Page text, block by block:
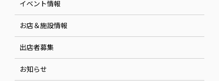
イベント情報
お店＆施設情報
出店者募集
お知らせ